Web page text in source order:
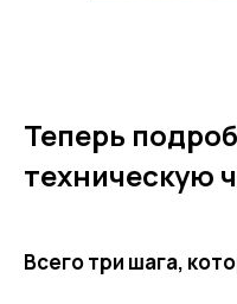
Теперь
техническую
Всего три шага,